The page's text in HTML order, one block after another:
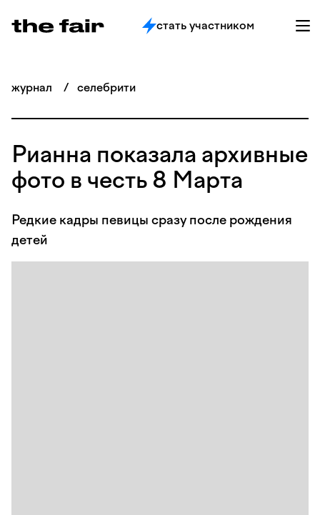
стать участником
журнал / селебрити
Рианна показала архивные
фото в честь 8 Марта
Редкие кадры певицы сразу после рождения
детей